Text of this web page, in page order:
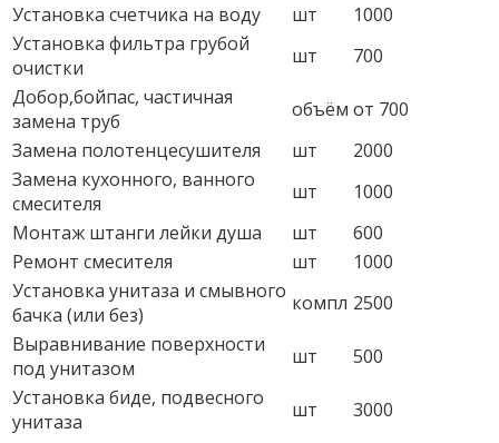
Установка счетчика на воду
шт
1000
Установка фильтра грубой
очистки
шт
700
Добор,бойпас, частичная
замена труб
объём от 700
Замена полотенцесушителя
шт
2000
Замена кухонного, ванного
смесителя
шт
1000
Монтаж штанги лейки душа
шт
600
Ремонт смесителя
шт
1000
Установка унитаза и смывного
бачка (или без)
компл 2500
Выравнивание поверхности
под унитазом
шт
500
Установка биде, подвесного
унитаза
шт
3000